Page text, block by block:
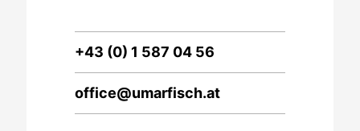
+43 (0) 1 587 04 56
office@umarfisch.at